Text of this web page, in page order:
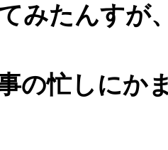
みたんすが
の忙しにか